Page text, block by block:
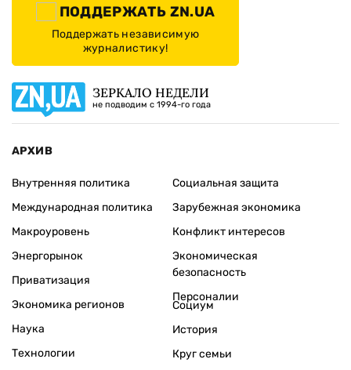
ПОДДЕРЖАТЬ ZN.UA
Поддержать независимую
журналистику!
ЗЕРКАЛО НЕДЕЛИ
не подводим с 1994-го года
АРХИВ
Внутренняя политика
Международная политика
Макроуровень
Энергорынок
Приватизация
Экономика регионов
Социальная защита
Зарубежная экономика
Конфликт интересов
Экономическая
безопасность
Персоналии
Наука
Технологии
Социум
История
Круг семьи